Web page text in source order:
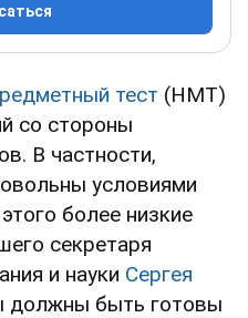
тест (НМТ)
со стороны
В частности,
условиями
более низкие
секретаря
и науки Сергея
должны быть готовы